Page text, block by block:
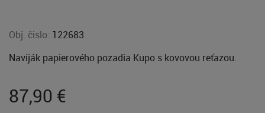
Obj. čislo: 122683
Naviják papierového pozadia Kupo s kovovou reťazou.
87,90 €